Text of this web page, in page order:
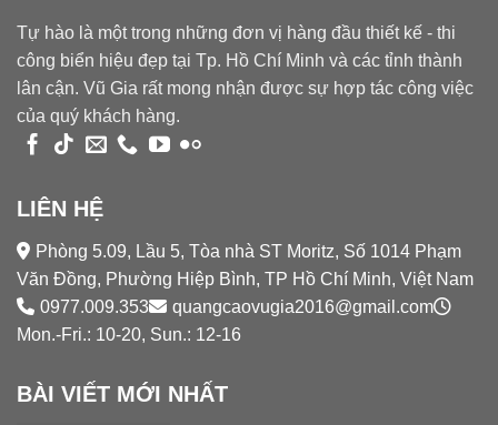
Tự hào là một trong những đơn vị hàng đầu thiết kế - thi
công biển hiệu đẹp tại Tp. Hồ Chí Minh và các tỉnh thành
lân cận. Vũ Gia rất mong nhận được sự hợp tác công việc
của quý khách hàng.
LIÊN HỆ
Phòng 5.09, Lầu 5, Tòa nhà ST Moritz, Số 1014 Phạm
Văn Đồng, Phường Hiệp Bình, TP Hồ Chí Minh, Việt Nam
0977.009.353
quangcaovugia2016@gmail.com
Mon.-Fri.: 10-20, Sun.: 12-16
BÀI VIẾT MỚI NHẤT